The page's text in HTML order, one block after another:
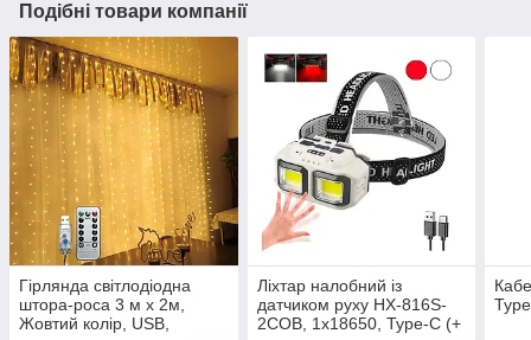
Подібні товари компанії
Гірлянда світлодіодна
штора-роса 3 м х 2м,
Жовтий колір, USB,
Ліхтар налобний із
датчиком руху HX-816S-
2COB, 1x18650, Type-C (+